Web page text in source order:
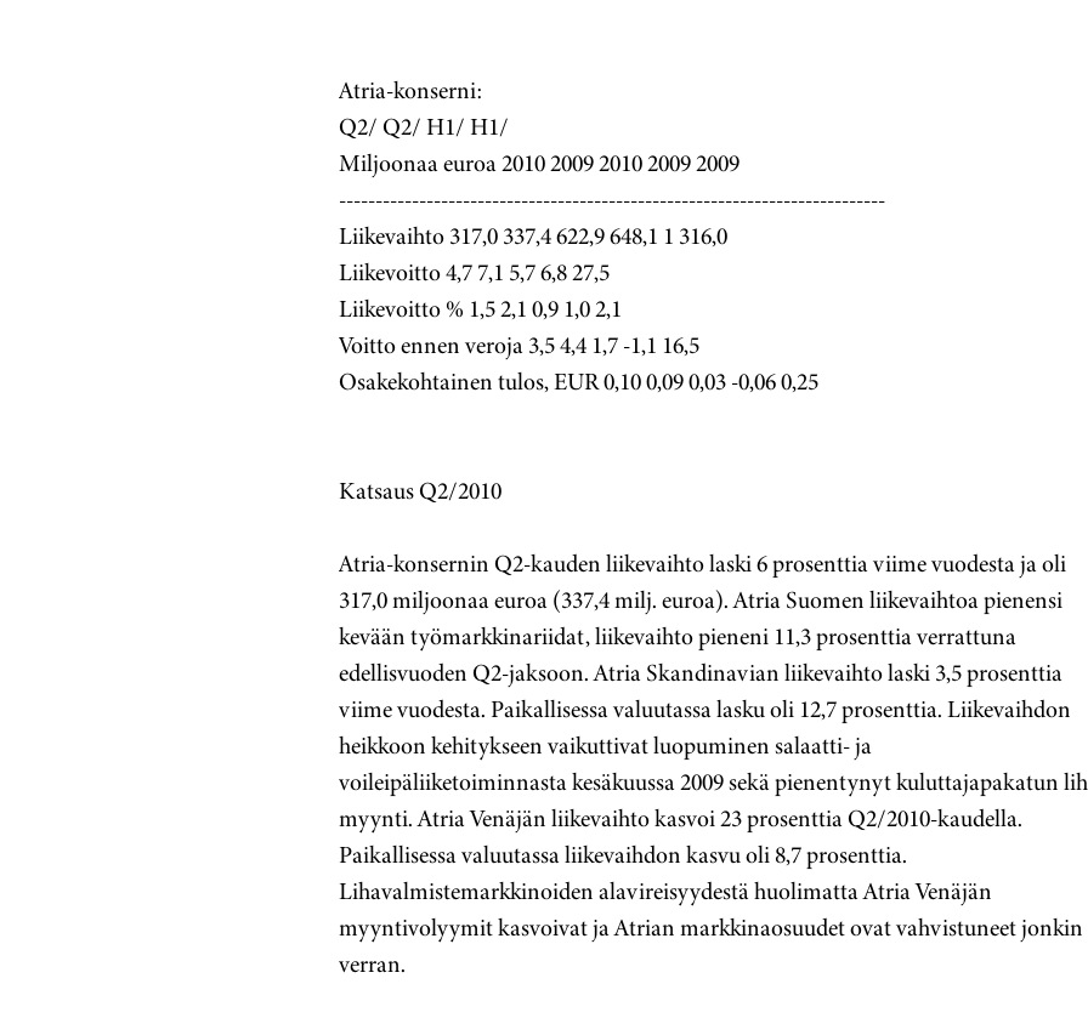
Atria-konserni:
Q2/ Q2/ H1/ H1/
Miljoonaa euroa 2010 2009 2010 2009 2009
---------------------------------------------------------------------------
Liikevaihto 317,0 337,4 622,9 648,1 1 316,0
Liikevoitto 4,7 7,1 5,7 6,8 27,5
Liikevoitto % 1,5 2,1 0,9 1,0 2,1
Voitto ennen veroja 3,5 4,4 1,7 -1,1 16,5
Osakekohtainen tulos, EUR 0,10 0,09 0,03 -0,06 0,25
Katsaus Q2/2010
Atria-konsernin Q2-kauden liikevaihto laski 6 prosenttia viime vuodesta ja oli
317,0 miljoonaa euroa (337,4 milj. euroa). Atria Suomen liikevaihtoa pienensi
kevään työmarkkinariidat, liikevaihto pieneni 11,3 prosenttia verrattuna
edellisvuoden Q2-jaksoon. Atria Skandinavian liikevaihto laski 3,5 prosenttia
viime vuodesta. Paikallisessa valuutassa lasku oli 12,7 prosenttia. Liikevaihdon
heikkoon kehitykseen vaikuttivat luopuminen salaatti- ja
voileipäliiketoiminnasta kesäkuussa 2009 sekä pienentynyt kuluttajapakatun
myynti. Atria Venäjän liikevaihto kasvoi 23 prosenttia Q2/2010-kaudella.
Paikallisessa valuutassa liikevaihdon kasvu oli 8,7 prosenttia.
Lihavalmistemarkkinoiden alavireisyydestä huolimatta Atria Venäjän
myyntivolyymit kasvoivat ja Atrian markkinaosuudet ovat vahvistuneet jonkin
verran.